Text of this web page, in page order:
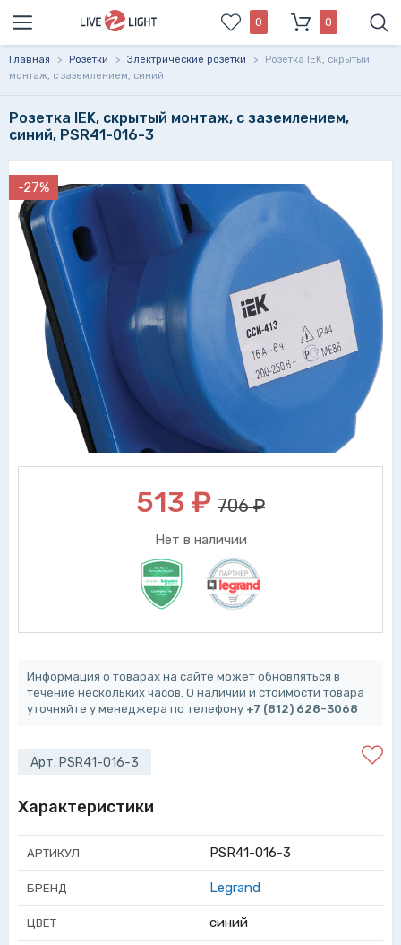
0 0
Главная > Розетки > Электрические розетки >
Розетка IEK, скрытый
монтаж, с заземлением, синий
Розетка IEK, скрытый монтаж, с заземлением,
синий, PSR41-016-3
-27%
513 ₽ 706 ₽
Нет в наличии
Информация о товарах на сайте может обновляться в
течение нескольких часов. О наличии и стоимости товара
уточняйте у менеджера по телефону +7 (812) 628-3068
Арт. PSR41-016-3
Характеристики
АРТИКУЛ PSR41-016-3
БРЕНД Legrand
ЦВЕТ синий